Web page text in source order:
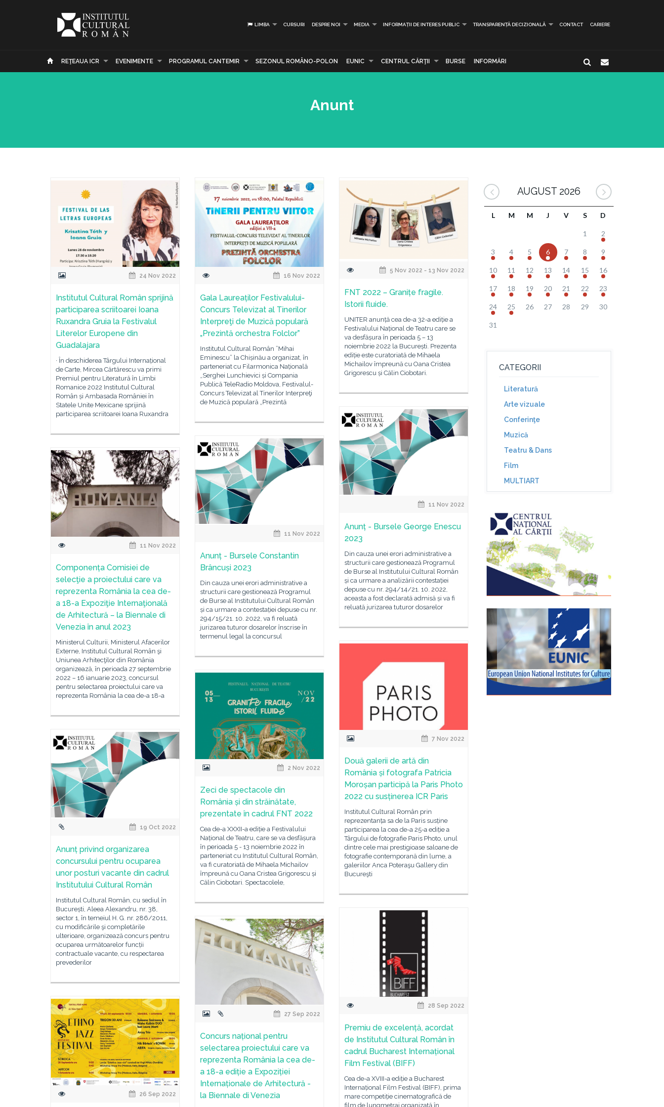
LIMBA CURSURI DESPRE NOI MEDIA INFORMAȚII DE INTERES PUBLIC TRANSPARENȚĂ DECIZIONALĂ CONTACT CARIERE
REŢEAUA ICR EVENIMENTE PROGRAMUL CANTEMIR SEZONUL ROMÂNO-POLON EUNIC CENTRUL CĂRŢII BURSE INFORMĂRI
Anunt
24 Nov 2022
Institutul Cultural Român sprijină
participarea scriitoarei Ioana
Ruxandra Gruia la Festivalul
Literelor Europene din
Guadalajara
· În deschiderea Târgului Internațional
de Carte, Mircea Cărtărescu va primi
Premiul pentru Literatură în Limbi
Romanice 2022 Institutul Cultural
Român și Ambasada României în
Statele Unite Mexicane sprijină
participarea scriitoarei Ioana Ruxandra
16 Nov 2022
Gala Laureaților Festivalului-
Concurs Televizat al Tinerilor
Interpreţi de Muzică populară
„Prezintă orchestra Folclor”
Institutul Cultural Român ”Mihai
Eminescu” la Chișinău a organizat, în
parteneriat cu Filarmonica Națională
„Serghei Lunchievici și Compania
Publică TeleRadio Moldova, Festivalul-
Concurs Televizat al Tinerilor Interpreţi
de Muzică populară „Prezintă
5 Nov 2022 - 13 Nov 2022
FNT 2022 – Granițe fragile.
Istorii fluide.
UNITER anunță cea de-a 32-a ediție a
Festivalului Național de Teatru care se
va desfășura în perioada 5 – 13
noiembrie 2022 la București. Prezenta
ediție este curatoriată de Mihaela
Michailov împreună cu Oana Cristea
Grigorescu și Călin Ciobotari.
11 Nov 2022
Anunț - Bursele George Enescu
2023
Din cauza unei erori administrative a
structurii care gestionează Programul
de Burse al Institutului Cultural Român
și ca urmare a analizării contestației
depuse cu nr. 294/14/21. 10. 2022,
aceasta a fost declarată admisă și va fi
reluată jurizarea tuturor dosarelor
11 Nov 2022
Anunț - Bursele Constantin
Brâncuși 2023
Din cauza unei erori administrative a
structurii care gestionează Programul
de Burse al Institutului Cultural Român
și ca urmare a contestației depuse cu nr.
294/15/21. 10. 2022, va fi reluată
jurizarea tuturor dosarelor înscrise în
termenul legal la concursul
11 Nov 2022
Componența Comisiei de
selecţie a proiectului care va
reprezenta România la cea de-
a 18-a Expoziţie Internaţională
de Arhitectură – la Biennale di
Venezia în anul 2023
Ministerul Culturii, Ministerul Afacerilor
Externe, Institutul Cultural Român şi
Uniunea Arhitecţilor din România
organizează, în perioada 27 septembrie
2022 – 16 ianuarie 2023, concursul
pentru selectarea proiectului care va
reprezenta România la cea de-a 18-a
7 Nov 2022
Două galerii de artă din
România și fotografa Patricia
Moroșan participă la Paris Photo
2022 cu susținerea ICR Paris
Institutul Cultural Român prin
reprezentanța sa de la Paris susține
participarea la cea de-a 25-a ediție a
Târgului de fotografie Paris Photo, unul
dintre cele mai prestigioase saloane de
fotografie contemporană din lume, a
galeriilor Anca Poteraşu Gallery din
Bucureşti
2 Nov 2022
Zeci de spectacole din
România și din străinătate,
prezentate în cadrul FNT 2022
Cea de-a XXXII-a ediție a Festivalului
Național de Teatru, care se va desfășura
în perioada 5 - 13 noiembrie 2022 în
parteneriat cu Institutul Cultural Român,
va fi curatoriată de Mihaela Michailov
împreună cu Oana Cristea Grigorescu și
Călin Ciobotari. Spectacolele,
19 Oct 2022
Anunț privind organizarea
concursului pentru ocuparea
unor posturi vacante din cadrul
Institutului Cultural Român
Institutul Cultural Român, cu sediul în
București, Aleea Alexandru, nr. 38,
sector 1, în temeiul H. G. nr. 286/2011,
cu modificările şi completările
ulterioare, organizează concurs pentru
ocuparea următoarelor funcții
contractuale vacante, cu respectarea
prevederilor
28 Sep 2022
Premiu de excelență, acordat
de Institutul Cultural Român în
cadrul Bucharest Internațional
Film Festival (BIFF)
Cea de-a XVIII-a ediție a Bucharest
Internațional Film Festival (BIFF), prima
mare competiție cinematografică de
film de lungmetraj organizată în
27 Sep 2022
Concurs național pentru
selectarea proiectului care va
reprezenta România la cea de-
a 18-a ediție a Expoziției
Internaționale de Arhitectură -
la Biennale di Venezia
26 Sep 2022
AUGUST 2026
L M M J V S D
1 2
3 4 5 6 7 8 9
10 11 12 13 14 15 16
17 18 19 20 21 22 23
24 25 26 27 28 29 30
31
CATEGORII
Literatură
Arte vizuale
Conferinţe
Muzică
Teatru & Dans
Film
MULTIART